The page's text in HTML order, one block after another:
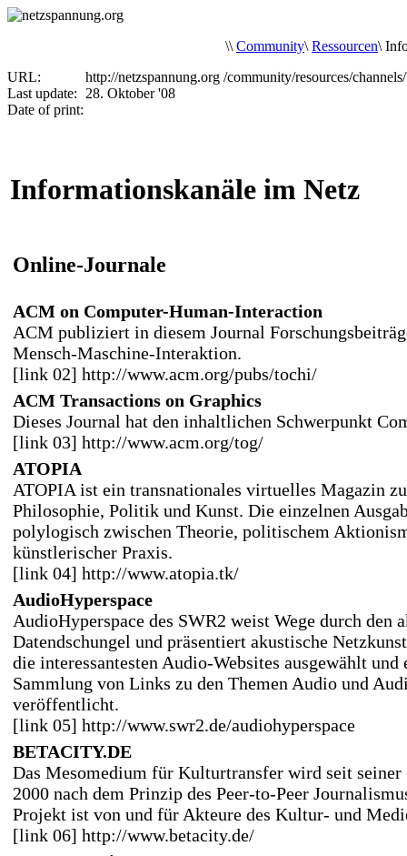
\\ Community\ Ressourcen\
URL:
http://netzspannung.org /community/resources/
Last update:
28. Oktober '08
Date of print:
Informationskanäle im Netz
Online-Journale
ACM on Computer-Human-Interaction
ACM publiziert in diesem Journal
Mensch-Maschine-Interaktion.
[link 02] http://www.acm.org/pubs/tochi/
ACM Transactions on Graphics
Dieses Journal hat den inhaltlichen Schwerpunkt
[link 03] http://www.acm.org/tog/
ATOPIA
ATOPIA ist ein transnationales virtuelles Magazin
Philosophie, Politik und Kunst. Die einzelnen
polylogisch zwischen Theorie, politischem
künstlerischer Praxis.
[link 04] http://www.atopia.tk/
AudioHyperspace
AudioHyperspace des SWR2 weist Wege durch den
Datendschungel und präsentiert akustische
die interessantesten Audio-Websites ausgewählt
Sammlung von Links zu den Themen Audio und
veröffentlicht.
[link 05] http://www.swr2.de/audiohyperspace
BETACITY.DE
Das Mesomedium für Kulturtransfer wird seit seiner
2000 nach dem Prinzip des Peer-to-Peer
Projekt ist von und für Akteure des Kultur- und
[link 06] http://www.betacity.de/